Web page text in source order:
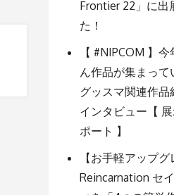
Frontier 22」に出
た！
【 #NIPCOM 】
ん作品が集まって
グッスマ関連作品
インタビュー【
ポート 】
【お手軽アップグ
Reincarnation セ